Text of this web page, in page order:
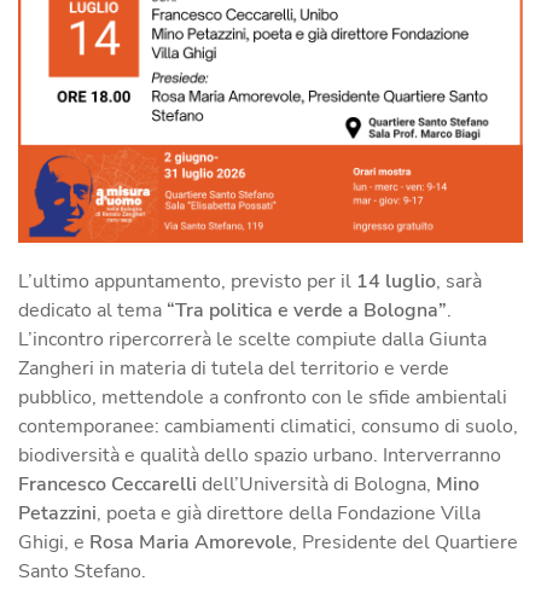
L’ultimo appuntamento, previsto per il 14 luglio, sarà
dedicato al tema “Tra politica e verde a Bologna”.
L’incontro ripercorrerà le scelte compiute dalla Giunta
Zangheri in materia di tutela del territorio e verde
pubblico, mettendole a confronto con le sfide ambientali
contemporanee: cambiamenti climatici, consumo di suolo,
biodiversità e qualità dello spazio urbano. Interverranno
Francesco Ceccarelli dell’Università di Bologna, Mino
Petazzini, poeta e già direttore della Fondazione Villa
Ghigi, e Rosa Maria Amorevole, Presidente del Quartiere
Santo Stefano.